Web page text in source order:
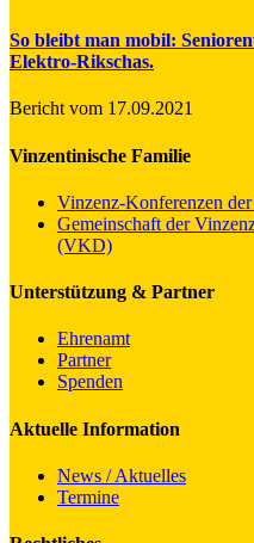
So bleibt man mobil:
Elektro-Rikschas.
Bericht vom 17.09.2021
Vinzentinische Familie
Vinzenz-Konferenzen
Gemeinschaft der
(VKD)
Unterstützung & Partner
Ehrenamt
Partner
Spenden
Aktuelle Information
News / Aktuelles
Termine